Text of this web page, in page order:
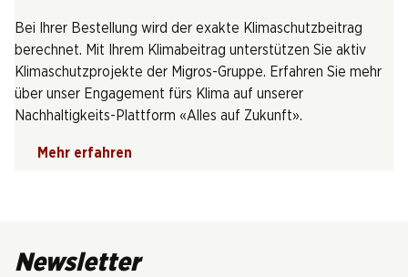
Bei Ihrer Bestellung wird der exakte Klimaschutzbeitrag
berechnet. Mit Ihrem Klimabeitrag unterstützen Sie aktiv
Klimaschutzprojekte der Migros-Gruppe. Erfahren Sie mehr
über unser Engagement fürs Klima auf unserer
Nachhaltigkeits-Plattform «Alles auf Zukunft».
Mehr erfahren
Newsletter